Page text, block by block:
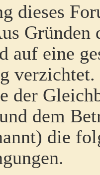
dieses
Gründen
auf eine
der
dem
die